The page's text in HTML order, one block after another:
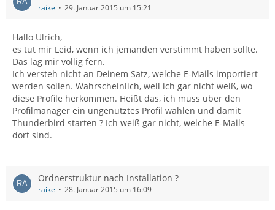
raike 29. Januar 2015 um 15:21
Hallo Ulrich,
es tut mir Leid, wenn ich jemanden verstimmt haben sollte.
Das lag mir völlig fern.
Ich versteh nicht an Deinem Satz, welche E-Mails importiert
werden sollen. Wahrscheinlich, weil ich gar nicht weiß, wo
diese Profile herkommen. Heißt das, ich muss über den
Profilmanager ein ungenutztes Profil wählen und damit
Thunderbird starten ? Ich weiß gar nicht, welche E-Mails
dort sind.
Ordnerstruktur nach Installation ?
raike 28. Januar 2015 um 16:09